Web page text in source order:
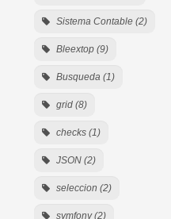
Sistema Contable (2)
Bleextop (9)
Busqueda (1)
grid (8)
checks (1)
JSON (2)
seleccion (2)
symfony (2)